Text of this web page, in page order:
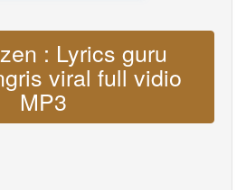
: Lyrics guru
viral full vidio
MP3